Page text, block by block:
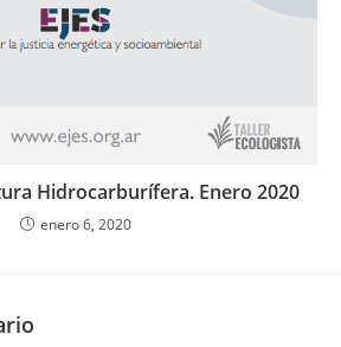
Hidrocarburífera. Enero 2020
enero 6, 2020